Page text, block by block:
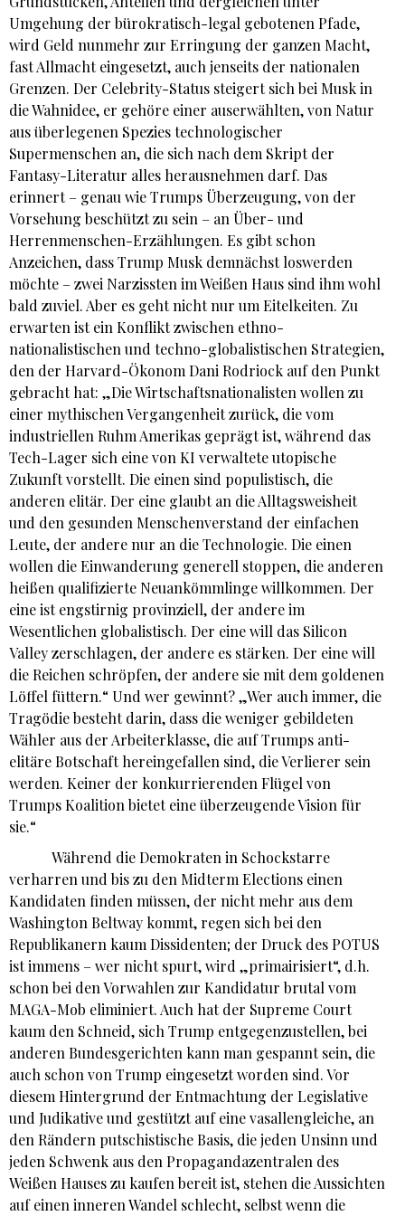
Umgehung der bürokratisch-legal gebotenen Pfade,
wird Geld nunmehr zur Erringung der ganzen Macht,
fast Allmacht eingesetzt, auch jenseits der nationalen
Grenzen. Der Celebrity-Status steigert sich bei Musk in
die Wahnidee, er gehöre einer auserwählten, von Natur
aus überlegenen Spezies technologischer
Supermenschen an, die sich nach dem Skript der
Fantasy-Literatur alles herausnehmen darf. Das
erinnert – genau wie Trumps Überzeugung, von der
Vorsehung beschützt zu sein – an Über- und
Herrenmenschen-Erzählungen. Es gibt schon
Anzeichen, dass Trump Musk demnächst loswerden
möchte – zwei Narzissten im Weißen Haus sind ihm wohl
bald zuviel. Aber es geht nicht nur um Eitelkeiten. Zu
erwarten ist ein Konflikt zwischen ethno-
nationalistischen und techno-globalistischen Strategien,
den der Harvard-Ökonom Dani Rodriock auf den Punkt
gebracht hat: „Die Wirtschaftsnationalisten wollen zu
einer mythischen Vergangenheit zurück, die vom
industriellen Ruhm Amerikas geprägt ist, während das
Tech-Lager sich eine von KI verwaltete utopische
Zukunft vorstellt. Die einen sind populistisch, die
anderen elitär. Der eine glaubt an die Alltagsweisheit
und den gesunden Menschenverstand der einfachen
Leute, der andere nur an die Technologie. Die einen
wollen die Einwanderung generell stoppen, die anderen
heißen qualifizierte Neuankömmlinge willkommen. Der
eine ist engstirnig provinziell, der andere im
Wesentlichen globalistisch. Der eine will das Silicon
Valley zerschlagen, der andere es stärken. Der eine will
die Reichen schröpfen, der andere sie mit dem goldenen
Löffel füttern.“ Und wer gewinnt? „Wer auch immer, die
Tragödie besteht darin, dass die weniger gebildeten
Wähler aus der Arbeiterklasse, die auf Trumps anti-
elitäre Botschaft hereingefallen sind, die Verlierer sein
werden. Keiner der konkurrierenden Flügel von
Trumps Koalition bietet eine überzeugende Vision für
sie.“
Während die Demokraten in Schockstarre
verharren und bis zu den Midterm Elections einen
Kandidaten finden müssen, der nicht mehr aus dem
Washington Beltway kommt, regen sich bei den
Republikanern kaum Dissidenten; der Druck des POTUS
ist immens – wer nicht spurt, wird „primairisiert“, d.h.
schon bei den Vorwahlen zur Kandidatur brutal vom
MAGA-Mob eliminiert. Auch hat der Supreme Court
kaum den Schneid, sich Trump entgegenzustellen, bei
anderen Bundesgerichten kann man gespannt sein, die
auch schon von Trump eingesetzt worden sind. Vor
diesem Hintergrund der Entmachtung der Legislative
und Judikative und gestützt auf eine vasallengleiche, an
den Rändern putschistische Basis, die jeden Unsinn und
jeden Schwenk aus den Propagandazentralen des
Weißen Hauses zu kaufen bereit ist, stehen die Aussichten
auf einen inneren Wandel schlecht, selbst wenn die